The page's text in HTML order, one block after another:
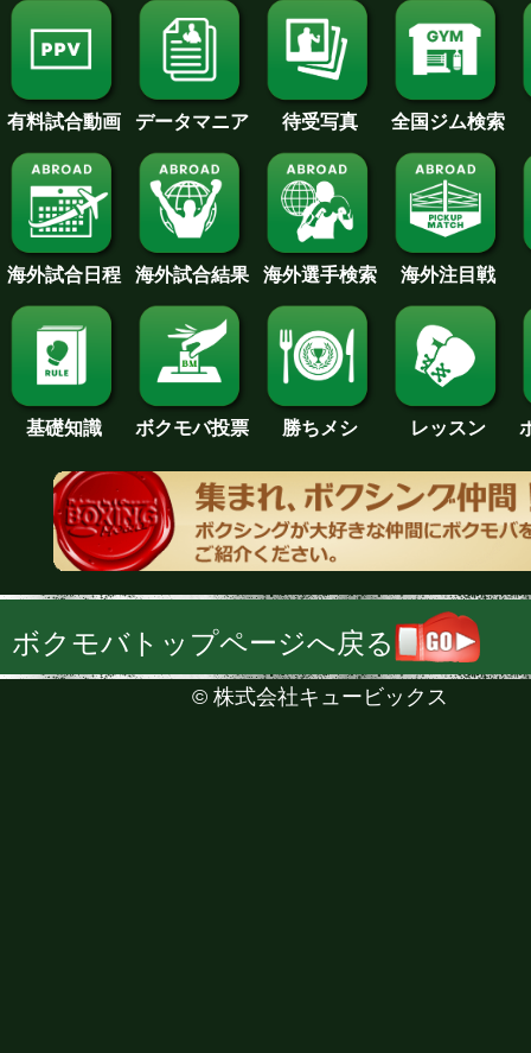
有料試合動画 データマニア 待受写真 全国ジム検索
海外試合日程 海外試合結果 海外選手検索 海外注目戦
基礎知識 ボクモバ投票 勝ちメシ レッスン
ボクモバトップページへ戻る
© 株式会社キュービックス